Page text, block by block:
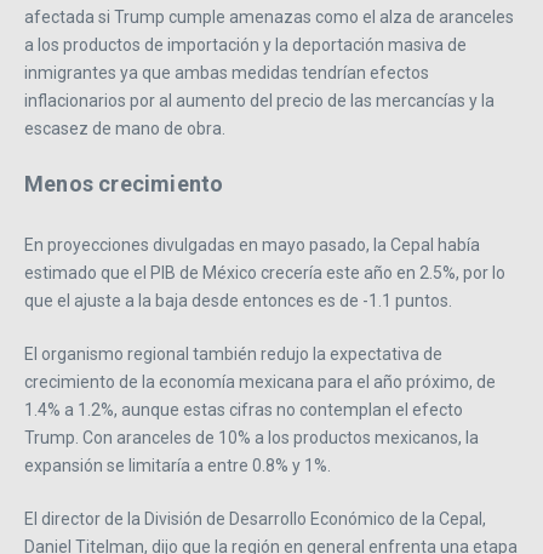
afectada si Trump cumple amenazas como el alza de aranceles
a los productos de importación y la deportación masiva de
inmigrantes ya que ambas medidas tendrían efectos
inflacionarios por al aumento del precio de las mercancías y la
escasez de mano de obra.
Menos crecimiento
En proyecciones divulgadas en mayo pasado, la Cepal había
estimado que el PIB de México crecería este año en 2.5%, por lo
que el ajuste a la baja desde entonces es de -1.1 puntos.
El organismo regional también redujo la expectativa de
crecimiento de la economía mexicana para el año próximo, de
1.4% a 1.2%, aunque estas cifras no contemplan el efecto
Trump. Con aranceles de 10% a los productos mexicanos, la
expansión se limitaría a entre 0.8% y 1%.
El director de la División de Desarrollo Económico de la Cepal,
Daniel Titelman, dijo que la región en general enfrenta una etapa